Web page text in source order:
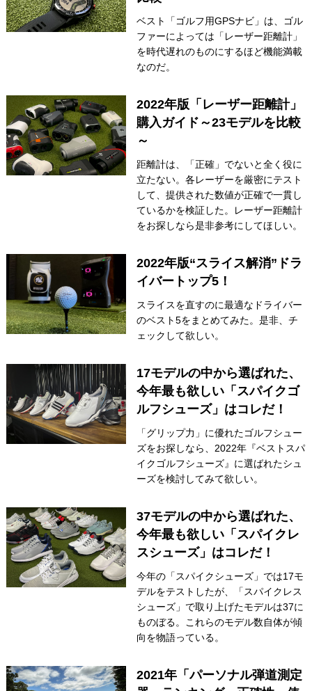
ベスト「ゴルフ用GPSナビ」は、ゴル
ファーによっては「レーザー距離計」
を時代遅れのものにするほど機能満載
なのだ。
2022年版「レーザー距離計」
購入ガイド～23モデルを比較
～
距離計は、「正確」でないと全く役に
立たない。各レーザーを厳密にテスト
して、提供された数値が正確で一貫し
ているかを検証した。レーザー距離計
をお探しなら是非参考にしてほしい。
2022年版“スライス解消”ドラ
イバートップ5！
スライスを直すのに最適なドライバー
のベスト5をまとめてみた。是非、チ
ェックして欲しい。
17モデルの中から選ばれた、
今年最も欲しい「スパイクゴ
ルフシューズ」はコレだ！
「グリップ力」に優れたゴルフシュー
ズをお探しなら、2022年『ベストスパ
イクゴルフシューズ』に選ばれたシュ
ーズを検討してみて欲しい。
37モデルの中から選ばれた、
今年最も欲しい「スパイクレ
スシューズ」はコレだ！
今年の「スパイクシューズ」では17モ
デルをテストしたが、「スパイクレス
シューズ」で取り上げたモデルは37に
ものぼる。これらのモデル数自体が傾
向を物語っている。
2021年「パーソナル弾道測定